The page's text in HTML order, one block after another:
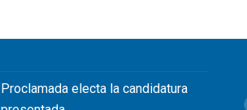
Proclamada electa la candidatura